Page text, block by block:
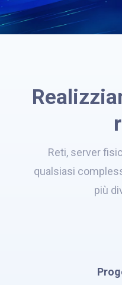
Reti, server
qualsiasi
più